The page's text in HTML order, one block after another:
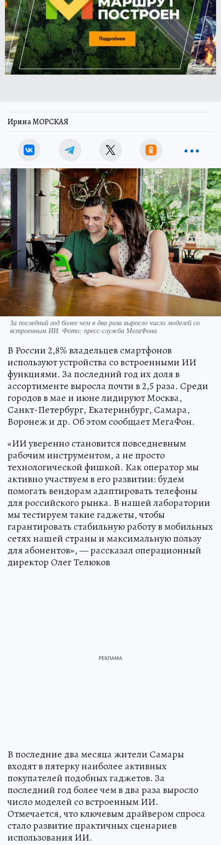
Ирина МОРСКАЯ
За последний год более чем в два раза выросло число моделей со
встроенным ИИ. Фото: пресс-служба МегаФона
В России 2,8% владельцев смартфонов
используют устройства со встроенными ИИ
функциями. За последний год их доля в
ассортименте выросла почти в 2,5 раза. Среди
городов в мае и июне лидируют Москва,
Санкт-Петербург, Екатеринбург, Самара,
Воронеж и др. Об этом сообщает МегаФон.
«ИИ уверенно становится повседневным
рабочим инструментом, а не просто
технологической фишкой. Как оператор мы
активно участвуем в его развитии: будем
помогать вендорам адаптировать телефоны
для российского рынка. В нашей лаборатории
мы тестируем такие гаджеты, чтобы
гарантировать стабильную работу в мобильных
сетях нашей страны и максимальную пользу
для абонентов», — рассказал операционный
директор Олег Телюков
В последние два месяца жители Самары
входят в пятерку наиболее активных
покупателей подобных гаджетов. За
последний год более чем в два раза выросло
число моделей со встроенным ИИ.
Отмечается, что ключевым драйвером спроса
стало развитие практичных сценариев
использования ИИ.